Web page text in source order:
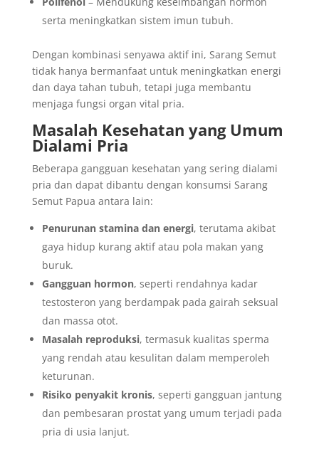
serta meningkatkan sistem imun tubuh.
Dengan kombinasi senyawa aktif ini, Sarang Semut
tidak hanya bermanfaat untuk meningkatkan energi
dan daya tahan tubuh, tetapi juga membantu
menjaga fungsi organ vital pria.
Masalah Kesehatan yang Umum
Dialami Pria
Beberapa gangguan kesehatan yang sering dialami
pria dan dapat dibantu dengan konsumsi Sarang
Semut Papua antara lain:
Penurunan stamina dan energi, terutama akibat
gaya hidup kurang aktif atau pola makan yang
buruk.
Gangguan hormon, seperti rendahnya kadar
testosteron yang berdampak pada gairah seksual
dan massa otot.
Masalah reproduksi, termasuk kualitas sperma
yang rendah atau kesulitan dalam memperoleh
keturunan.
Risiko penyakit kronis, seperti gangguan jantung
dan pembesaran prostat yang umum terjadi pada
pria di usia lanjut.